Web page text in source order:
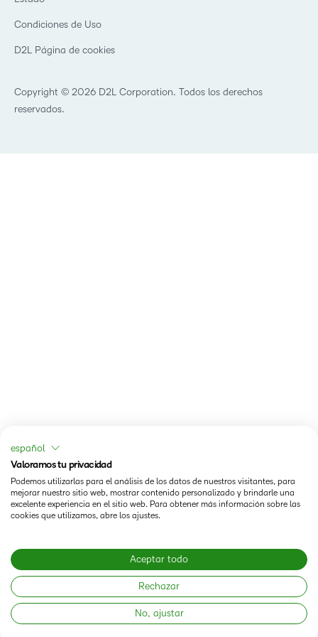
Comunidad
Copyright © 2026 D2L Corporation. Todos los derechos
reservados.
Condiciones de Uso
D2L Página de cookies
español
Valoramos tu privacidad
Podemos utilizarlas para el análisis de los datos de nuestros visitantes, para
mejorar nuestro sitio web, mostrar contenido personalizado y brindarle una
excelente experiencia en el sitio web. Para obtener más información sobre las
cookies que utilizamos, abre los ajustes.
Aceptar todo
Rechazar
No, ajustar